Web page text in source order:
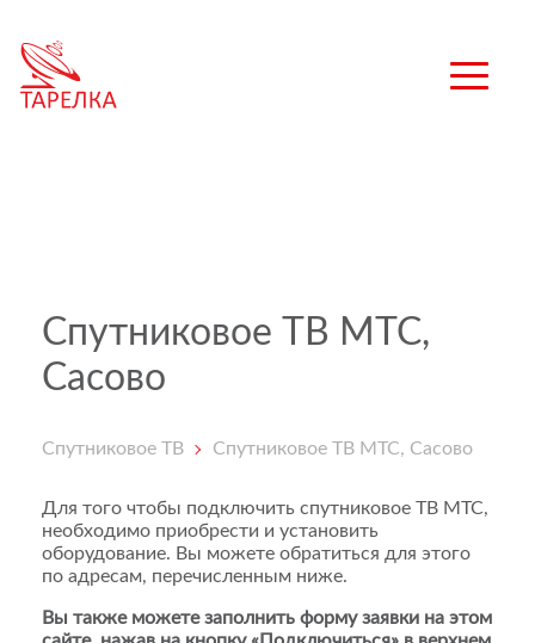
Спутниковое ТВ МТС,
Сасово
Спутниковое ТВ Спутниковое ТВ МТС, Сасово
Для того чтобы подключить спутниковое ТВ МТС,
необходимо приобрести и установить
оборудование. Вы можете обратиться для этого
по адресам, перечисленным ниже.
Вы также можете заполнить форму заявки на этом